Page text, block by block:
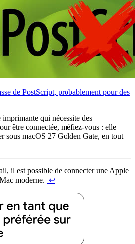
de PostScript, probablement pour des
qui nécessite des
être connectée, méfiez-vous : elle
sous macOS 27 Golden Gate, en tout
il est possible de connecter une Apple
moderne. ↩︎